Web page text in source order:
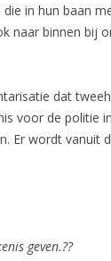
in hun baan
naar binnen bij
dat
voor de politie
Er wordt vanuit
geven.??